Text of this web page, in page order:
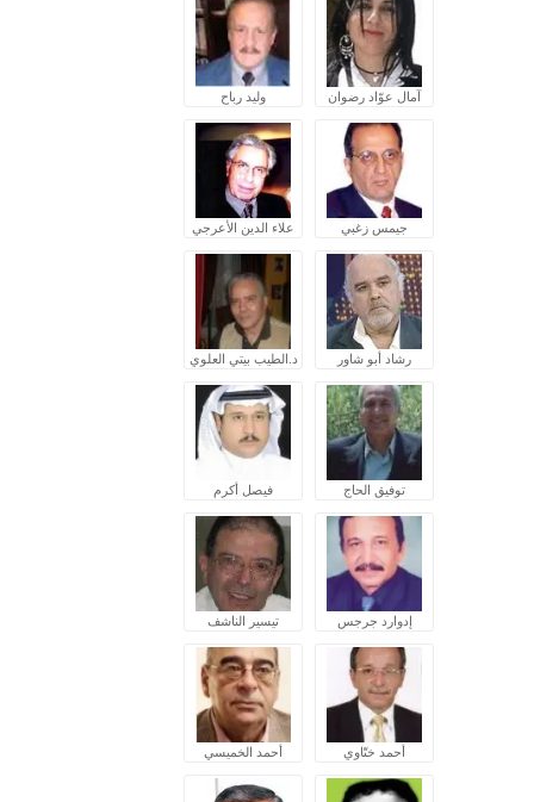
آمال عوّاد رضوان وليد رباح
جيمس زغبي علاء الدين الأعرجي
رشاد أبو شاور د.الطيب بيتي العلوي
توفيق الحاج فيصل أكرم
إدوارد جرجس تيسير الناشف
أحمد ختّاوي أحمد الخميسي